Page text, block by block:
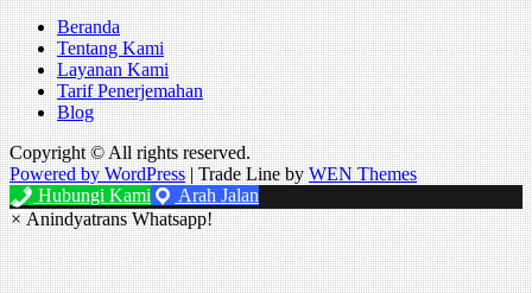
Beranda
Tentang Kami
Layanan Kami
Tarif Penerjemahan
Blog
Copyright © All rights reserved.
Powered by WordPress |Trade Line byWEN Themes
Hubungi Kami
Arah Jalan
×Anindyatrans Whatsapp!